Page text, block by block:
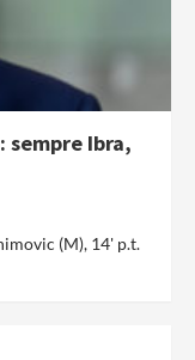
sempre Ibra,
(M), 14' p.t.